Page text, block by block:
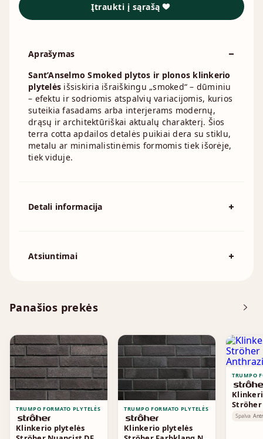
Panašios prekės
TRUMPO FORMATO PLYTELĖS
Klinkerio plytelės
TRUMPO FORMATO PLYTELĖS
Klinkerio plytelės
TRUMPO
Ströher
Spalva
Įtraukti į sąrašą
Aprašymas
Sant’Anselmo Smoked plytos ir plonos klinkerio
plytelės išsiskiria išraiškingu „smoked“ – dūminiu
– efektu ir sodriomis atspalvių variacijomis, kurios
suteikia fasadams arba interjerams modernų,
drąsų ir architektūriškai aktualų charakterį. Šios
terra cotta apdailos detalės puikiai dera su stiklu,
metalu ar minimalistinėmis formomis tiek išorėje,
tiek viduje.
Detali informacija
Išmatavimai
Atsiuntimai